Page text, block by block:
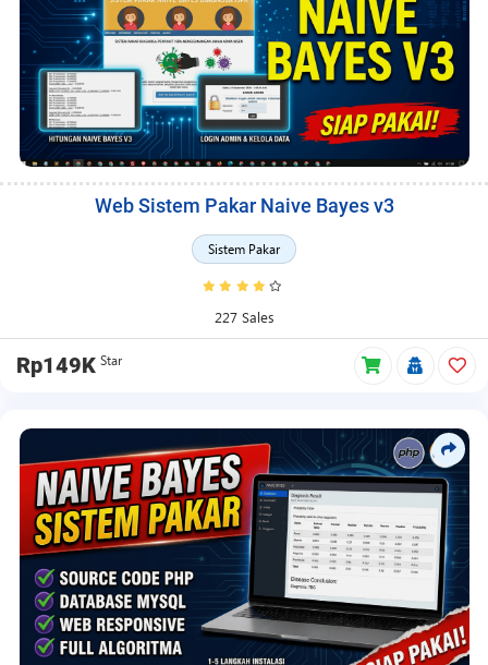
Web Sistem Pakar Naive Bayes v3
Sistem Pakar
227 Sales
Rp149K Star